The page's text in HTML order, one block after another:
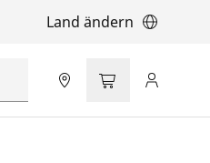
Land ändern